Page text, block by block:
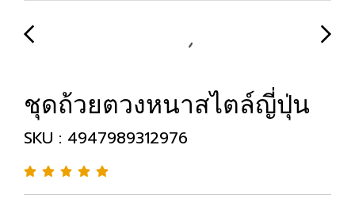
ชุดถ้วยตวงหนาสไตล์ญี่ปุ่น
SKU : 4947989312976